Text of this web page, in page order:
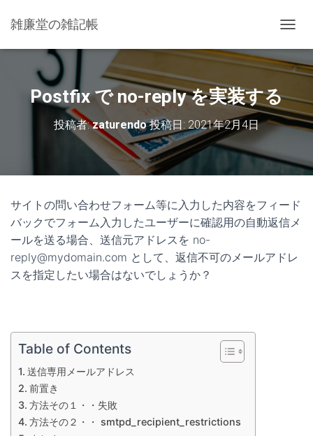
雑廉堂の雑記帳
ビ
ゲ
ー
ョ
ン
を
替
Postfix で no-reply を実装する
投稿者:zaturendo投稿日: 2021年2月4日
サイトの問い合わせフォーム等に入力した内容をフィード
バックでフォーム入力したユーザーに確認用の自動返信メ
ールを送る場合、送信元アドレスを no-
reply@mydomain.com として、返信不可のメールアドレ
スを指定したい場合はないでしょうか？
Table of Contents
送信専用メールアドレス
前置き
方法その１・・失敗
方法その２・・ smtpd_recipient_restrictions